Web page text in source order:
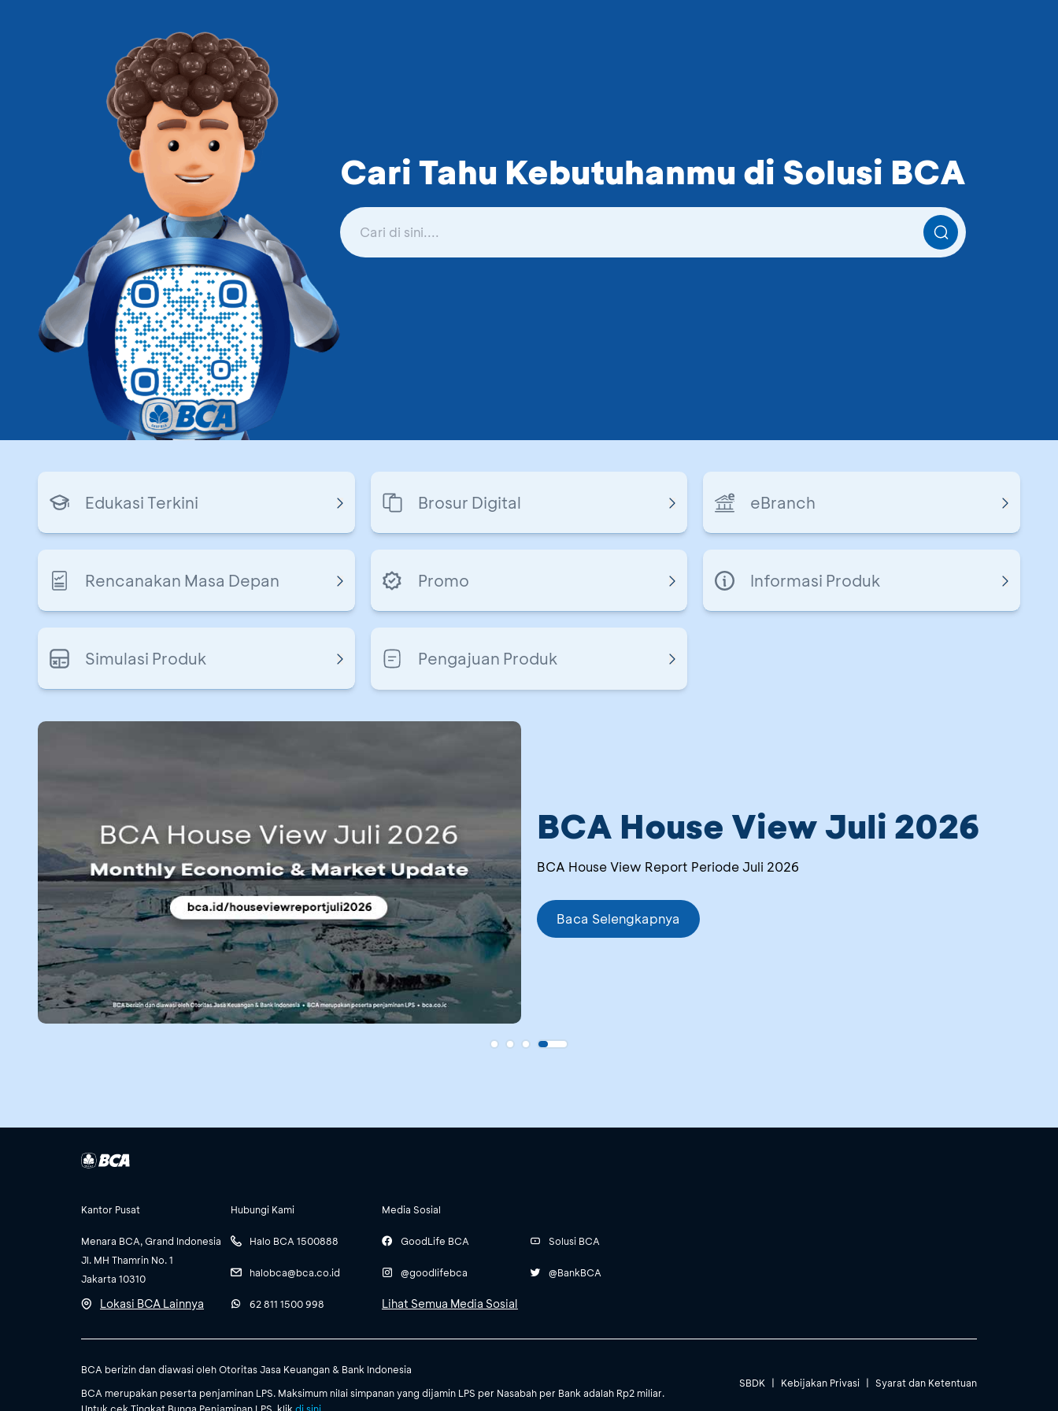
Cari Tahu Kebutuhanmu di Solusi BCA
Edukasi Terkini Brosur Digital eBranch
Rencanakan Masa Depan Promo Informasi Produk
Simulasi Produk Pengajuan Produk
BCA House View Juli 2026
BCA House View Report Periode Juli 2026
Baca Selengkapnya
Kantor Pusat
Menara BCA, Grand Indonesia
Jl. MH Thamrin No. 1
Jakarta 10310
Lokasi BCA Lainnya
Hubungi Kami
Halo BCA 1500888
halobca@bca.co.id
62 811 1500 998
Media Sosial
GoodLife BCA
@goodlifebca
Solusi BCA
@BankBCA
Lihat Semua Media Sosial
BCA berizin dan diawasi oleh Otoritas Jasa Keuangan & Bank Indonesia
BCA merupakan peserta penjaminan LPS. Maksimum nilai simpanan yang dijamin LPS per Nasabah per Bank adalah Rp2 miliar.
SBDK | Kebijakan Privasi | Syarat dan Ketentuan